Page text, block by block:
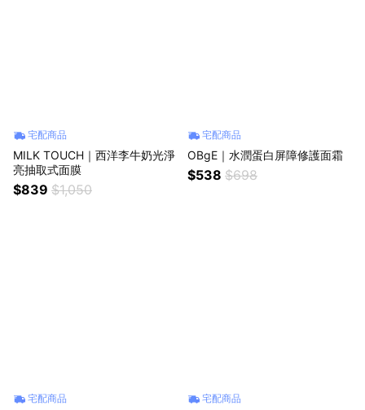
宅配商品
MILK TOUCH｜西洋李牛奶光淨
亮抽取式面膜
$839 $1,050
宅配商品
OBgE｜水潤蛋白屏障修護面霜
$538 $698
宅配商品 宅配商品